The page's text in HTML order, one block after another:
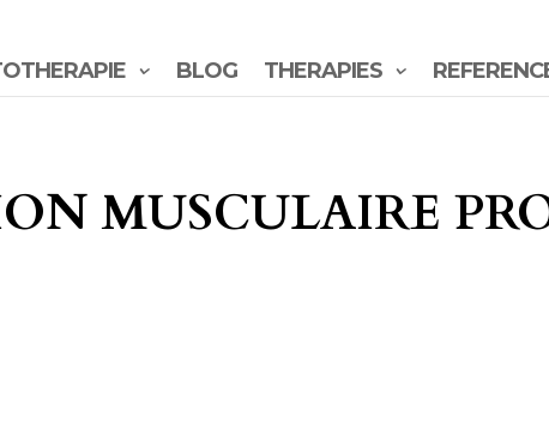
BLOG THERAPIES
MUSCULAIRE